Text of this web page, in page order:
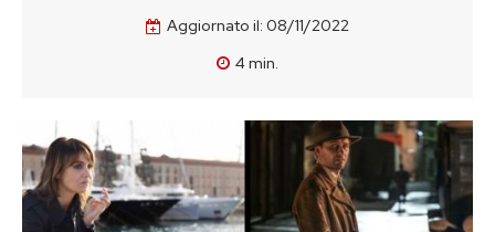
Aggiornato il: 08/11/2022
4min.